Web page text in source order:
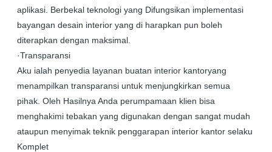
aplikasi. Berbekal teknologi yang Difungsikan implementasi
bayangan desain interior yang di harapkan pun boleh
diterapkan dengan maksimal.
·Transparansi
Aku ialah penyedia layanan buatan interior kantoryang
menampilkan transparansi untuk menjungkirkan semua
pihak. Oleh Hasilnya Anda perumpamaan klien bisa
menghakimi tebakan yang digunakan dengan sangat mudah
ataupun menyimak teknik penggarapan interior kantor selaku
Komplet